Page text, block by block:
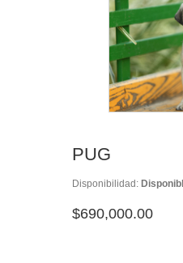
PUG
Disponibilidad:
$690,000.00